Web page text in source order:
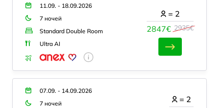
11.09. - 18.09.2026
7 ночей
Standard Double Room
Ultra AI
2847€ 2935€
= 2
07.09. - 14.09.2026
7 ночей
= 2